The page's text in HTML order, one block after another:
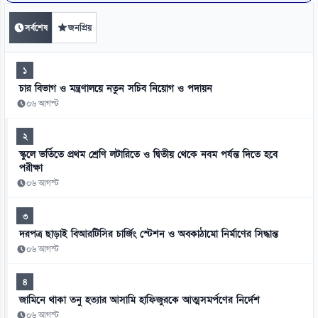
সর্বশেষ জনপ্রিয়
১
চার বিভাগ ও মন্ত্রণালয়ে নতুন সচিব নিয়োগ ও পদায়ন
০৬ আগস্ট
২
স্কুলে ভর্তিতে প্রথম শ্রেণি লটারিতে ও দ্বিতীয় থেকে নবম পর্যন্ত দিতে হবে
পরীক্ষা
০৬ আগস্ট
৩
দরপত্র ছাড়াই বিআরটিসির চার্জিং স্টেশন ও অবকাঠামো নির্মাণের সিদ্ধান্ত
০৬ আগস্ট
৪
জামিনে থাকা তনু হত্যার আসামি হাফিজুরকে আত্মসমর্পণের নির্দেশ
০৬ আগস্ট